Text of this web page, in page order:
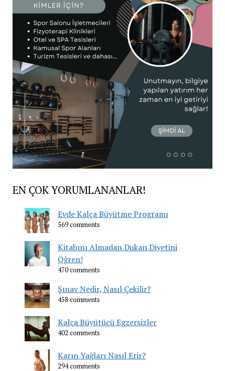
EN ÇOK YORUMLANANLAR!
Evde Kalça Büyütme Programı
569 comments
Kitabını Almadan Dukan Diyetini
Öğren!
470 comments
Şınav Nedir, Nasıl Çekilir?
458 comments
Kalça Büyütücü Egzersizler
402 comments
Karın Yağları Nasıl Erir?
294 comments